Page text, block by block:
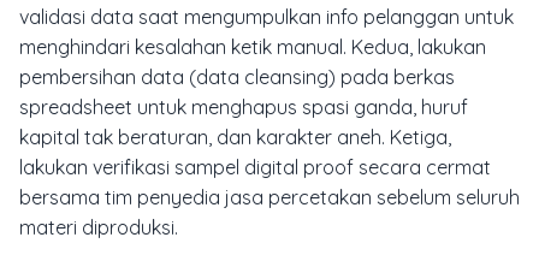
validasi data saat mengumpulkan info pelanggan untuk
menghindari kesalahan ketik manual. Kedua, lakukan
pembersihan data (data cleansing) pada berkas
spreadsheet untuk menghapus spasi ganda, huruf
kapital tak beraturan, dan karakter aneh. Ketiga,
lakukan verifikasi sampel digital proof secara cermat
bersama tim penyedia jasa percetakan sebelum seluruh
materi diproduksi.